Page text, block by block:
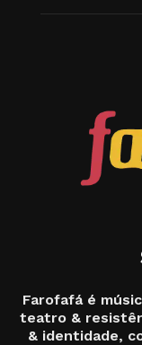
Farofafá é
teatro &
& identidade,